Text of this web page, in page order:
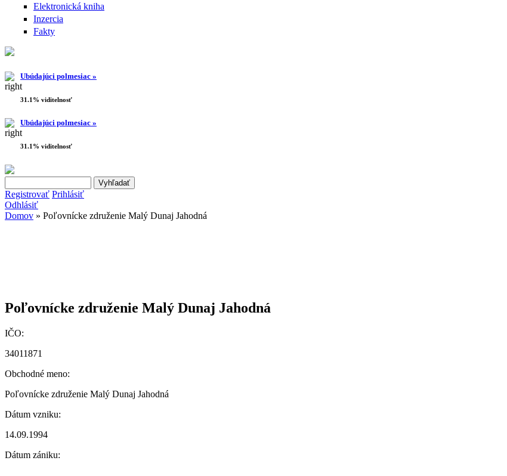
Elektronická kniha
Inzercia
Fakty
Ubúdajúci polmesiac »
31.1% viditelnosť
Ubúdajúci polmesiac »
31.1% viditelnosť
Vyhľadávanie
Registrovať Prihlásiť
Odhlásiť
Domov » Poľovnícke združenie Malý Dunaj Jahodná
Poľovnícke združenie Malý Dunaj Jahodná
IČO:
34011871
Obchodné meno:
Poľovnícke združenie Malý Dunaj Jahodná
Dátum vzniku:
14.09.1994
Dátum zániku: